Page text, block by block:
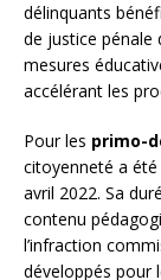
délinquants
de justice pénale
mesures
accélérant les
Pour les primo-
citoyenneté a
avril 2022. Sa
contenu
l’infraction
développés pour